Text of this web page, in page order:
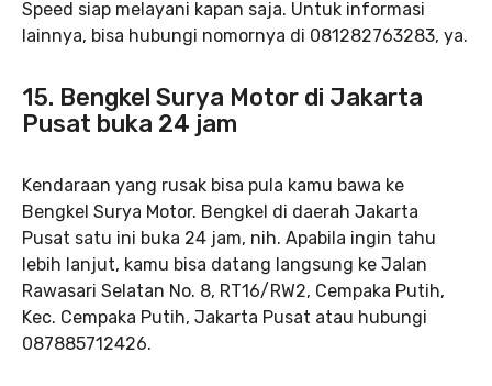
Speed siap melayani kapan saja. Untuk informasi
lainnya, bisa hubungi nomornya di 081282763283, ya.
15. Bengkel Surya Motor di Jakarta
Pusat buka 24 jam
Kendaraan yang rusak bisa pula kamu bawa ke
Bengkel Surya Motor. Bengkel di daerah Jakarta
Pusat satu ini buka 24 jam, nih. Apabila ingin tahu
lebih lanjut, kamu bisa datang langsung ke Jalan
Rawasari Selatan No. 8, RT16/RW2, Cempaka Putih,
Kec. Cempaka Putih, Jakarta Pusat atau hubungi
087885712426.